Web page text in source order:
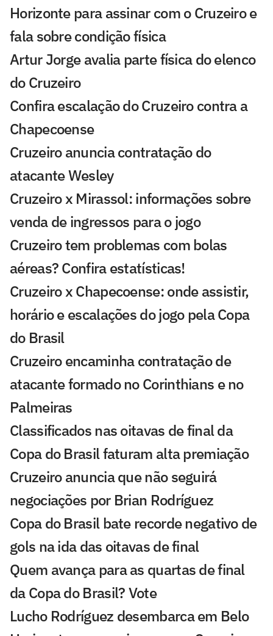
Horizonte para assinar com o Cruzeiro e
fala sobre condição física
Artur Jorge avalia parte física do elenco
do Cruzeiro
Confira escalação do Cruzeiro contra a
Chapecoense
Cruzeiro anuncia contratação do
atacante Wesley
Cruzeiro x Mirassol: informações sobre
venda de ingressos para o jogo
Cruzeiro tem problemas com bolas
aéreas? Confira estatísticas!
Cruzeiro x Chapecoense: onde assistir,
horário e escalações do jogo pela Copa
do Brasil
Cruzeiro encaminha contratação de
atacante formado no Corinthians e no
Palmeiras
Classificados nas oitavas de final da
Copa do Brasil faturam alta premiação
Cruzeiro anuncia que não seguirá
negociações por Brian Rodríguez
Copa do Brasil bate recorde negativo de
gols na ida das oitavas de final
Quem avança para as quartas de final
da Copa do Brasil? Vote
Lucho Rodríguez desembarca em Belo